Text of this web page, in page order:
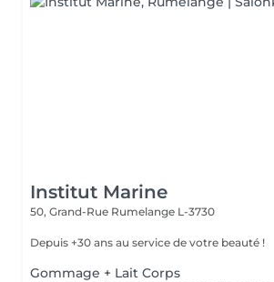
Institut Marine
50, Grand-Rue Rumelange L-3730
Depuis +30 ans au service de votre beauté !
Gommage + Lait Corps